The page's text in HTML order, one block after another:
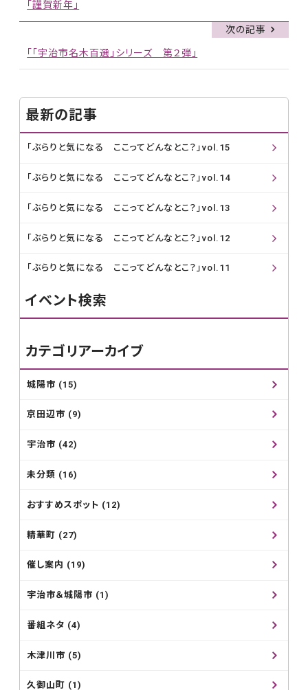
「謹賀新年」
次の記事
「「宇治市名木百選」シリーズ 第２弾」
最新の記事
「ぶらりと気になる ここってどんなとこ？」vol.15
「ぶらりと気になる ここってどんなとこ？」vol.14
「ぶらりと気になる ここってどんなとこ？」vol.13
「ぶらりと気になる ここってどんなとこ？」vol.12
「ぶらりと気になる ここってどんなとこ？」vol.11
イベント検索
カテゴリアーカイブ
城陽市 (15)
京田辺市 (9)
宇治市 (42)
未分類 (16)
おすすめスポット (12)
精華町 (27)
催し案内 (19)
宇治市＆城陽市 (1)
番組ネタ (4)
木津川市 (5)
久御山町 (1)